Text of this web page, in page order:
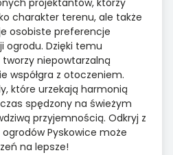
projektantów, którzy
charakter terenu, ale także
osobiste preferencje
ogrodu. Dzięki temu
niepowtarzalną
współgra z otoczeniem.
które urzekają harmonią
spędzony na świeżym
przyjemnością. Odkryj z
Pyskowice może
na lepsze!